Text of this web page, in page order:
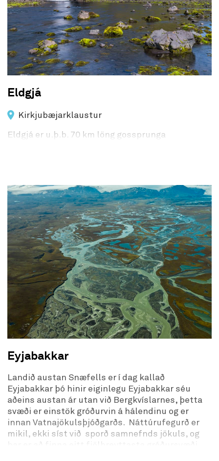
Eldgjá
Kirkjubæjarklaustur
Eldgjá er u.þ.b. 70 km löng gossprunga
Eyjabakkar
Landið austan Snæfells er í dag kallað
Eyjabakkar þó hinir eiginlegu Eyjabakkar séu
aðeins austan ár utan við Bergkvíslarnes, þetta
svæði er einstök gróðurvin á hálendinu og er
innan Vatnajökulsþjóðgarðs. Náttúrufegurð er
mikil, ekki síst við sporð samnefnds jökuls, og